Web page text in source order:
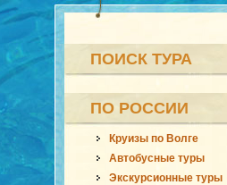
ПОИСК ТУРА
ПО РОССИИ
Круизы по Волге
Автобусные туры
Экскурсионные туры